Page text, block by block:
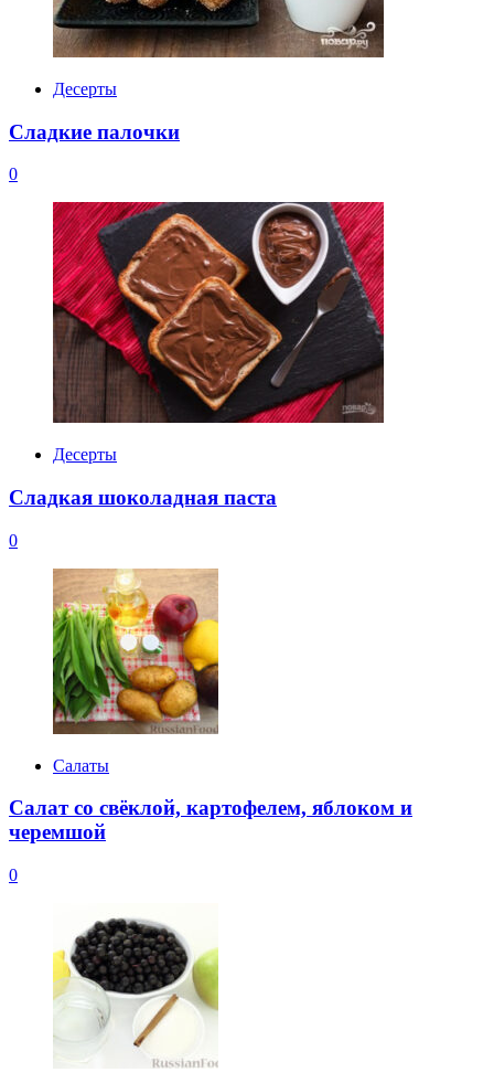
Десерты
Сладкие палочки
0
Десерты
Сладкая шоколадная паста
0
Салаты
Салат со свёклой, картофелем, яблоком и
черемшой
0